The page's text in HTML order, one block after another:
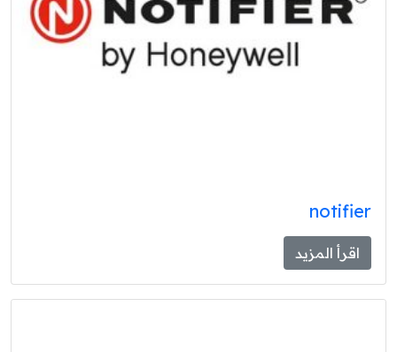
notifier
اقرأ المزيد